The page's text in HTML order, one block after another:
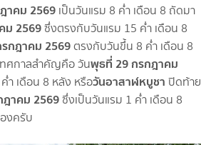
าคม 2569 เป็นวันแรม 8 ค่ำ เดือน 8 ถัดมา
ม 2569ซึ่งตรงกับวันแรม 15 ค่ำ เดือน 8
กฎาคม 2569ตรงกับวันขึ้น 8 ค่ำ เดือน 8
ทศกาลสำคัญคือ วันพุธที่ 29 กรกฎาคม
เดือน 8 หลัง หรือวันอาสาฬหบูชา ปิดท้าย
าคม 2569ซึ่งเป็นวันแรม 1 ค่ำ เดือน 8
งครับ